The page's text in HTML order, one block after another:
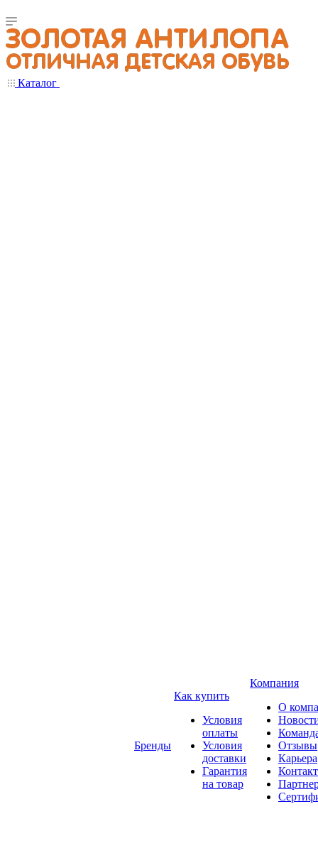
Каталог
Бренды
Как купить
Условия
оплаты
Условия
доставки
Гарантия
на товар
Компания
О
Отзывы
Карьера